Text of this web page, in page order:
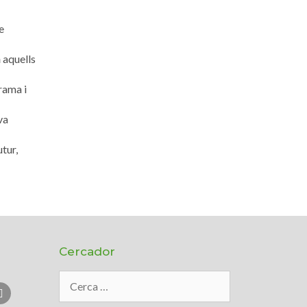
aquells
i
Cercador